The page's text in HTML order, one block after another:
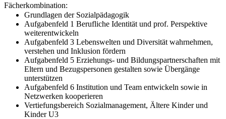
Fächerkombination:
Grundlagen der Sozialpädagogik
Aufgabenfeld 1 Berufliche Identität und prof. Perspektive
weiterentwickeln
Aufgabenfeld 3 Lebenswelten und Diversität wahrnehmen,
verstehen und Inklusion fördern
Aufgabenfeld 5 Erziehungs- und Bildungspartnerschaften mit
Eltern und Bezugspersonen gestalten sowie Übergänge
unterstützen
Aufgabenfeld 6 Institution und Team entwickeln sowie in
Netzwerken kooperieren
Vertiefungsbereich Sozialmanagement, Ältere Kinder und
Kinder U3